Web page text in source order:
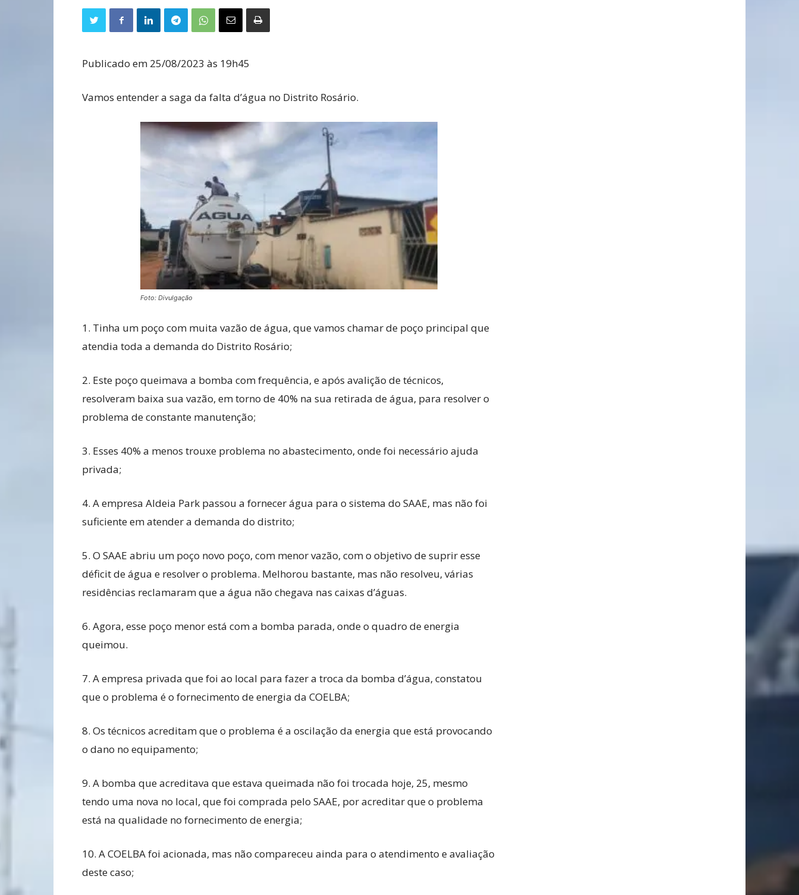
Publicado em 25/08/2023 às 19h45
Vamos entender a saga da falta d’água no Distrito Rosário.
Foto: Divulgação
1. Tinha um poço com muita vazão de água, que vamos chamar de poço principal que
atendia toda a demanda do Distrito Rosário;
2. Este poço queimava a bomba com frequência, e após avalição de técnicos,
resolveram baixa sua vazão, em torno de 40% na sua retirada de água, para resolver o
problema de constante manutenção;
3. Esses 40% a menos trouxe problema no abastecimento, onde foi necessário ajuda
privada;
4. A empresa Aldeia Park passou a fornecer água para o sistema do SAAE, mas não foi
suficiente em atender a demanda do distrito;
5. O SAAE abriu um poço novo poço, com menor vazão, com o objetivo de suprir esse
déficit de água e resolver o problema. Melhorou bastante, mas não resolveu, várias
residências reclamaram que a água não chegava nas caixas d’águas.
6. Agora, esse poço menor está com a bomba parada, onde o quadro de energia
queimou.
7. A empresa privada que foi ao local para fazer a troca da bomba d’água, constatou
que o problema é o fornecimento de energia da COELBA;
8. Os técnicos acreditam que o problema é a oscilação da energia que está provocando
o dano no equipamento;
9. A bomba que acreditava que estava queimada não foi trocada hoje, 25, mesmo
tendo uma nova no local, que foi comprada pelo SAAE, por acreditar que o problema
está na qualidade no fornecimento de energia;
10. A COELBA foi acionada, mas não compareceu ainda para o atendimento e avaliação
deste caso;